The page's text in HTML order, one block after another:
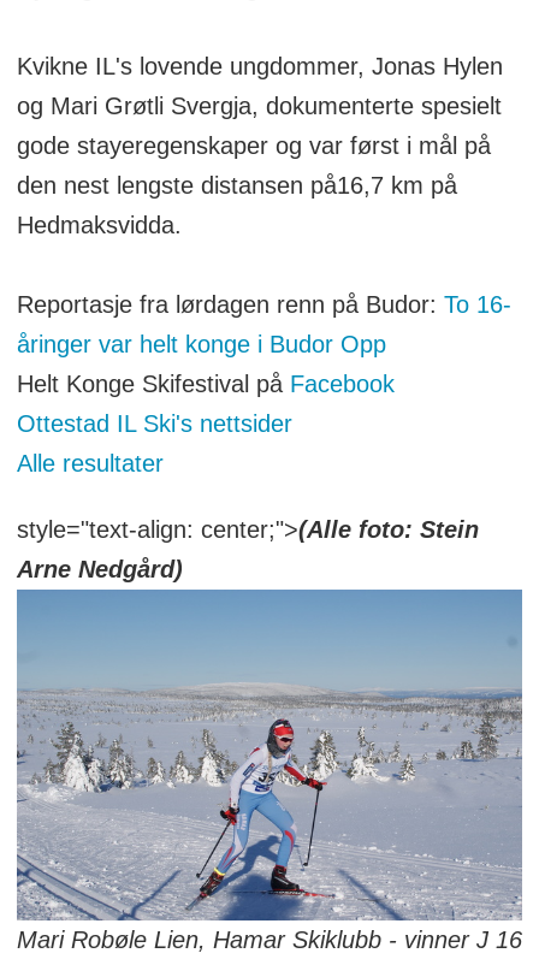
Kvikne IL's lovende ungdommer, Jonas Hylen
og Mari Grøtli Svergja, dokumenterte spesielt
gode stayeregenskaper og var først i mål på
den nest lengste distansen på16,7 km på
Hedmaksvidda.
Reportasje fra lørdagen renn på Budor: To 16-
åringer var helt konge i Budor Opp
Helt Konge Skifestival på Facebook
Ottestad IL Ski's nettsider
Alle resultater
style="text-align: center;">(Alle foto: Stein
Arne Nedgård)
Mari Robøle Lien, Hamar Skiklubb - vinner J 16